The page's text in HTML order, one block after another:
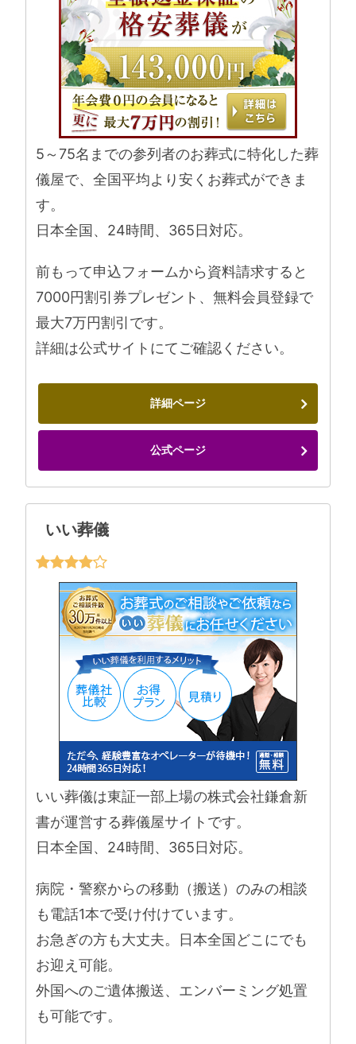
5～75名までの参列者のお葬式に特化した葬
儀屋で、全国平均より安くお葬式ができま
す。
日本全国、24時間、365日対応。
前もって申込フォームから資料請求すると
7000円割引券プレゼント、無料会員登録で
最大7万円割引です。
詳細は公式サイトにてご確認ください。
詳細ページ
公式ページ
いい葬儀
いい葬儀は東証一部上場の株式会社鎌倉新
書が運営する葬儀屋サイトです。
日本全国、24時間、365日対応。
病院・警察からの移動（搬送）のみの相談
も電話1本で受け付けています。
お急ぎの方も大丈夫。日本全国どこにでも
お迎え可能。
外国へのご遺体搬送、エンバーミング処置
も可能です。